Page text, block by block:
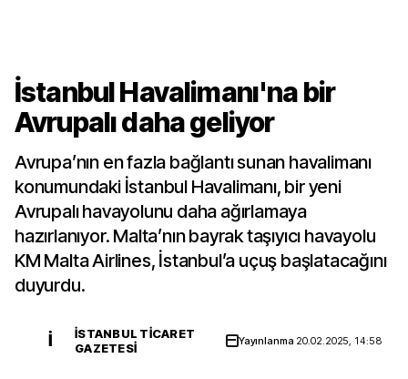
İstanbul Havalimanı'na bir
Avrupalı daha geliyor
Avrupa’nın en fazla bağlantı sunan havalimanı
konumundaki İstanbul Havalimanı, bir yeni
Avrupalı havayolunu daha ağırlamaya
hazırlanıyor. Malta’nın bayrak taşıyıcı havayolu
KM Malta Airlines, İstanbul’a uçuş başlatacağını
duyurdu.
İ
İSTANBUL TICARET
GAZETESI
Yayınlanma 20.02.2025, 14:58